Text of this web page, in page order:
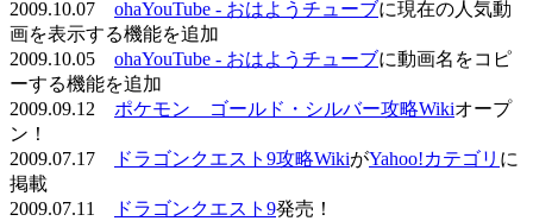
2009.10.07 ohaYouTube - おはようチューブに現在の人気動
画を表示する機能を追加
2009.10.05 ohaYouTube - おはようチューブに動画名をコピ
ーする機能を追加
2009.09.12 ポケモン ゴールド・シルバー攻略Wikiオープ
ン！
2009.07.17
ドラゴンクエスト9攻略WikiがYahoo!カテゴリ に
掲載
2009.07.11
ドラゴンクエスト9発売！